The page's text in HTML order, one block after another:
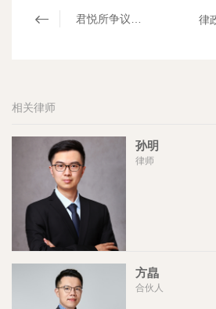
相关律师
孙明
律师
方皛
合伙人